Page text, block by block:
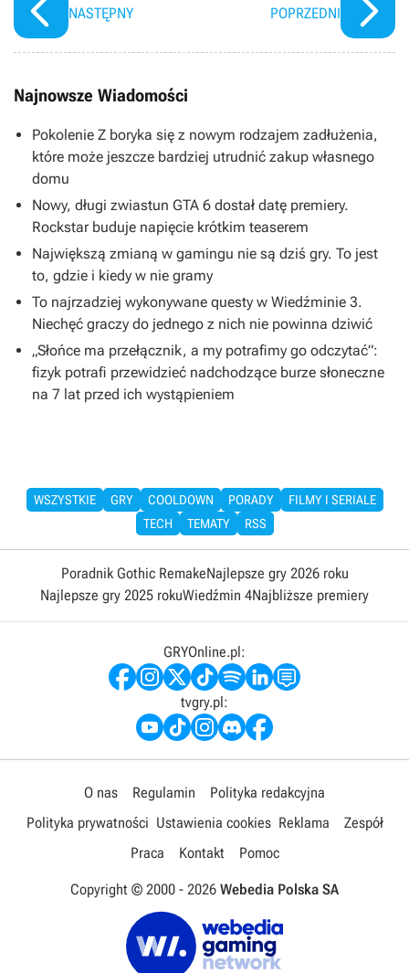
NASTĘPNY POPRZEDNI
Najnowsze Wiadomości
Pokolenie Z boryka się z nowym rodzajem zadłużenia,
które może jeszcze bardziej utrudnić zakup własnego
domu
Nowy, długi zwiastun GTA 6 dostał datę premiery.
Rockstar buduje napięcie krótkim teaserem
Największą zmianą w gamingu nie są dziś gry. To jest
to, gdzie i kiedy w nie gramy
To najrzadziej wykonywane questy w Wiedźminie 3.
Niechęć graczy do jednego z nich nie powinna dziwić
„Słońce ma przełącznik, a my potrafimy go odczytać”:
fizyk potrafi przewidzieć nadchodzące burze słoneczne
na 7 lat przed ich wystąpieniem
WSZYSTKIE GRY COOLDOWN PORADY
FILMY I SERIALE
TECH
TEMATY RSS
Poradnik Gothic RemakeNajlepsze gry 2026 roku
Najlepsze gry 2025 rokuWiedźmin 4Najbliższe premiery
GRYOnline.pl:
tvgry.pl:
O nas Regulamin
Polityka redakcyjna
Polityka prywatności Ustawienia cookies Reklama
Zespół
Praca
Kontakt Pomoc
Copyright © 2000 - 2026 Webedia Polska SA